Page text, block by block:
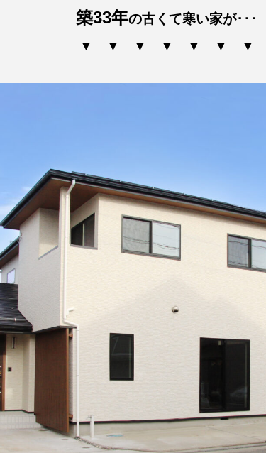
築33年の古くて寒い家が･･･
▼ ▼ ▼ ▼ ▼ ▼ ▼